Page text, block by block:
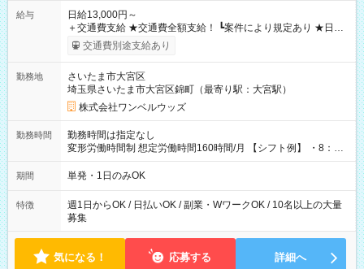
給与
日給13,000円～
＋交通費支給 ★交通費全額支給！ ┗案件により規定あり ★日払
いOK！（規定あり） ┗働いたその日に現金GET♪ お仕事後はコ
ンビニATMから 日払い分を引き落とせます！ 【試用期間】試
交通費別途支給あり
勤務地
さいたま市大宮区
埼玉県さいたま市大宮区錦町（最寄り駅：大宮駅）
株式会社ワンベルウッズ
勤務時間
勤務時間は指定なし
変形労働時間制 想定労働時間160時間/月 【シフト例】 ・8：00
～21：00
期間 単発・1日のみOK
特徴
週1日からOK / 日払いOK / 副業・WワークOK / 10名以上の大量
募集
気になる！ 応募する 詳細へ